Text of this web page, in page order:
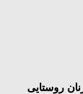
روستایی